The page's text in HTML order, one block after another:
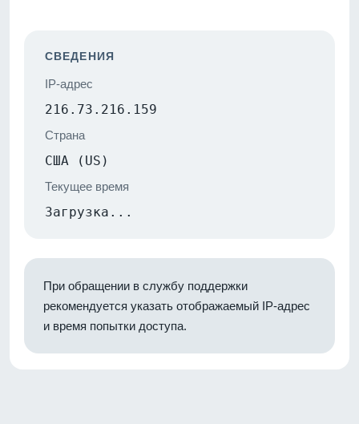
СВЕДЕНИЯ
IP-адрес
216.73.216.159
Страна
США (US)
Текущее время
Загрузка...
При обращении в службу поддержки
рекомендуется указать отображаемый IP-адрес
и время попытки доступа.